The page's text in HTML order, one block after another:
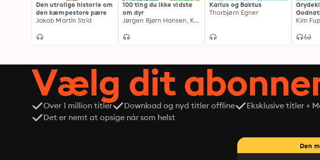
Den utrolige historie om
den kæmpestore pære
Jakob Martin Strid
100 ting du ikke vidste
om dyr
Jørgen Bjørn Hansen, Kristina Øland Iskov
Karius og Baktus
Thorbjørn Egner
børn til
Vælg dit
Over 1 million titler Download og nyd titler offline Eksklusive titler +
Det er nemt at opsige når som helst
Den